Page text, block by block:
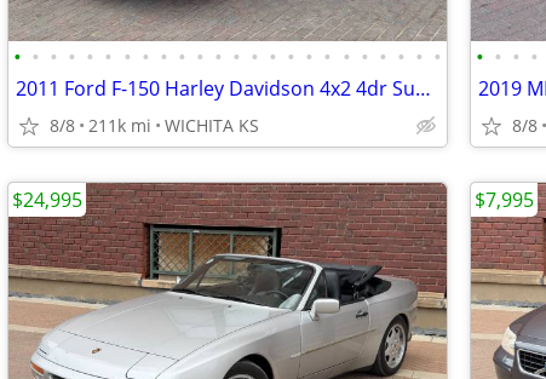
• • • • • • • • • • • • • • • • • • • • • • • •
2011 Ford F-150 Harley Davidson 4x2 4dr SuperCrew Styleside 5.5 ft. SB
8/8 211k mi WICHITA KS
• • • •
8/8
$24,995 $7,995